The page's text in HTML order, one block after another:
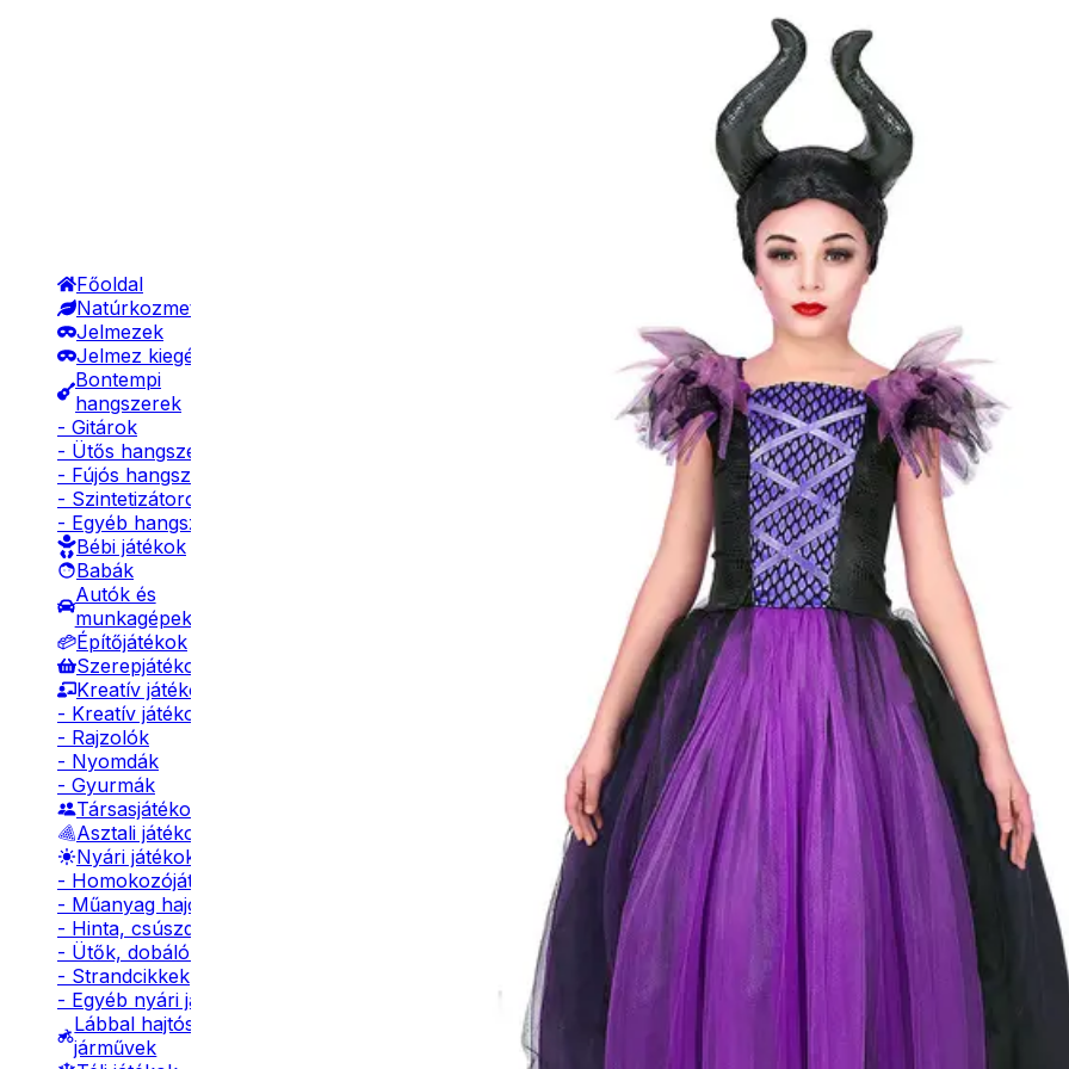
KategóriákMárkák
Főoldal
Natúrkozmetikumok
Jelmezek
Jelmez kiegészítők
Bontempi
hangszerek
- Gitárok
- Ütős hangszerek
- Fújós hangszerek
- Szintetizátorok
- Egyéb hangszerek
Bébi játékok
Babák
Autók és
munkagépek
Építőjátékok
Szerepjátékok
Kreatív játékok
- Kreatív játékok
- Rajzolók
- Nyomdák
- Gyurmák
Társasjátékok
Asztali játékok
Nyári játékok
- Homokozójátékok
- Műanyag hajók
- Hinta, csúszda
- Ütők, dobálók
- Strandcikkek
- Egyéb nyári játékok
Lábbal hajtós
járművek
Démon jelmez 128-
Elérhetőség
Raktáron
Méret
128[Mérettáblázat]
Célcsoport Lány jelmez
Típus
Boszorkány
Ajánlott
korosztály
5 éves kortól 7 éves korig
Gyártó
Widmann
Cikkszám
w70246
Csomag
tartalma
A jelmez ruha, fejdísz
Rövid leírás
Démon jelmez 128-as
Részletes
leírás
Jó minőségű
gyermeke mindig új és
Egyéb
Anyaga 100 % poliészter,
Nem vasalható, nyílt
tartani. A
postaköltségek a vevőt
postaköltséget csak
átvállalni. Tájékoztatjuk
jelmezek nem
harisnya, ékszer, cipő,
kalapok, varázspálca,
korona, esernyő, vasvilla,
termék szerepel, az ár